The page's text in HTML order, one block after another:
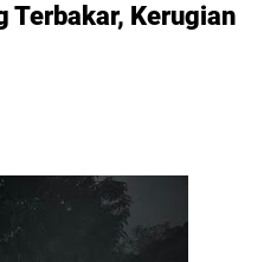
Terbakar, Kerugian